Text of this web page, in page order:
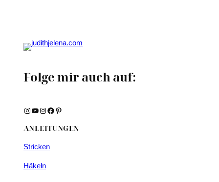
Folge mir auch auf:
Instagram YouTube Instagram Facebook Pinterest
ANLEITUNGEN
Stricken
Häkeln